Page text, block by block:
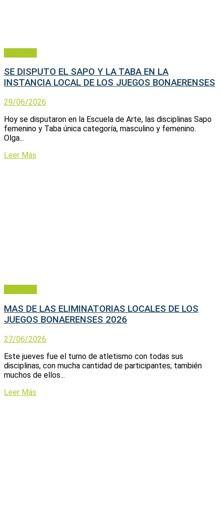
SE DISPUTO EL SAPO Y LA TABA EN LA
INSTANCIA LOCAL DE LOS JUEGOS BONAERENSES
29/06/2026
Hoy se disputaron en la Escuela de Arte, las disciplinas Sapo
femenino y Taba única categoría, masculino y femenino.
Olga...
Leer Más
MAS DE LAS ELIMINATORIAS LOCALES DE LOS
JUEGOS BONAERENSES 2026
27/06/2026
Este jueves fue el turno de atletismo con todas sus
disciplinas, con mucha cantidad de participantes; también
muchos de ellos...
Leer Más